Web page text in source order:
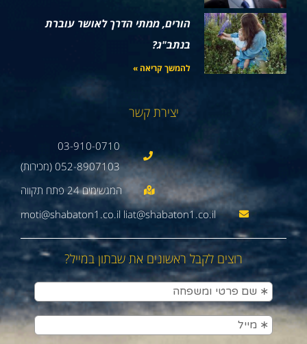
הורים, ממתי הדרך לאושר עוברת
בנתב"ג?
להמשך קריאה »
יצירת קשר
03-910-0710
052-8907103 (מכירות)
moti@shabaton1.co.il liat@shabaton1.co.il
רוצים לקבל ראשונים את שבתון במייל?